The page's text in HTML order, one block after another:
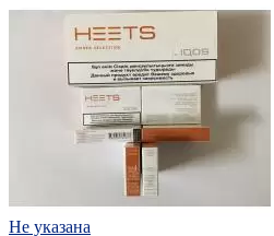
Не указана